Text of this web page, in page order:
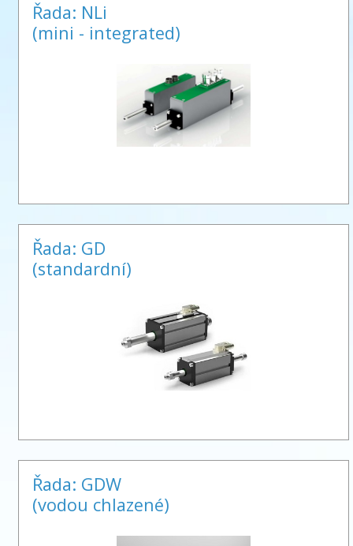
Řada: NLi
(mini - integrated)
Řada: GD
(standardní)
Řada: GDW
(vodou chlazené)